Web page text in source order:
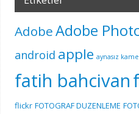
AdobeAdobe
android apple aynasız
fatih bahcivan
flickr FOTOGRAF DUZENLEME